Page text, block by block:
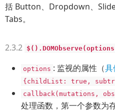
括 Button、Dropdown、
Tabs。
options : 监视的属性（具
{childList: true,
callback(mutations,
处理函数，第一个参数为